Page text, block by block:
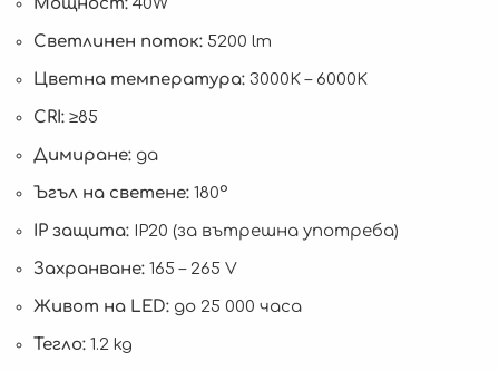
Светлинен поток: 5200 lm
Цветна температура: 3000K – 6000K
CRI: ≥85
Димиране: да
Ъгъл на светене: 180°
IP защита: IP20 (за вътрешна употреба)
Захранване: 165 – 265 V
Живот на LED: до 25 000 часа
Тегло: 1.2 kg